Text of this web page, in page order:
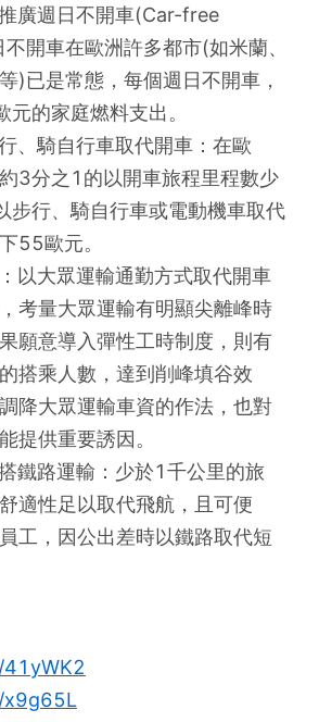
廣週日不開車(Car-free
開車在歐洲許多都市(如米蘭、
)已是常態，每個週日不開車，
的家庭燃料支出。
、騎自行車取代開車：在歐
3分之1的以開車旅程里程數少
步行、騎自行車或電動機車取代
55歐元。
以大眾運輸通勤方式取代開車
考量大眾運輸有明顯尖離峰時
願意導入彈性工時制度，則有
搭乘人數，達到削峰填谷效
降大眾運輸車資的作法，也對
提供重要誘因。
鐵路運輸：少於1千公里的旅
適性足以取代飛航，且可便
工，因公出差時以鐵路取代短
x9g65L